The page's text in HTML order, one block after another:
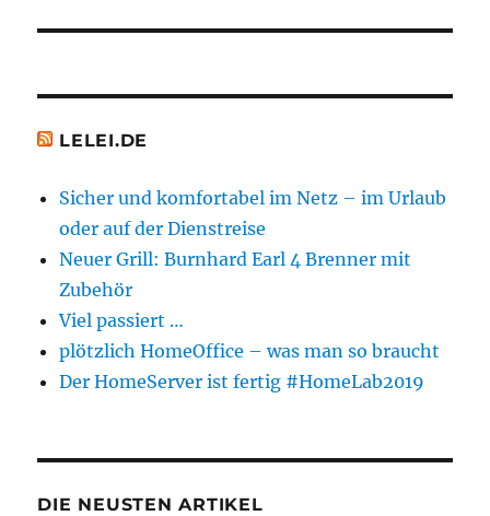
LELEI.DE
Sicher und komfortabel im Netz – im Urlaub
oder auf der Dienstreise
Neuer Grill: Burnhard Earl 4 Brenner mit
Zubehör
Viel passiert …
plötzlich HomeOffice – was man so braucht
Der HomeServer ist fertig #HomeLab2019
DIE NEUSTEN ARTIKEL